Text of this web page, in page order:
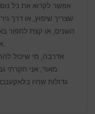
אפשר לקרוא את כל
שצריך שיפוץ, או דרך
השנים, או קצת לחפור
את המשך נוסח מצבה.
אדרבה, מי שיכול
מאוד, אני חקרתי
גדולות שחיו